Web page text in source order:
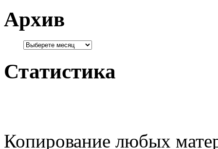
Архив
Статистика
Копирование любых